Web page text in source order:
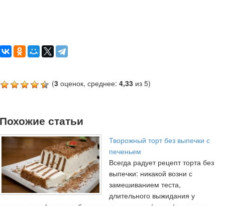
(3 оценок, среднее:4,33 из 5)
Похожие статьи
Творожный торт без выпечки с
печеньем
Всегда радует рецепт торта без
выпечки: никакой возни с
замешиванием теста,
длительного выжидания у